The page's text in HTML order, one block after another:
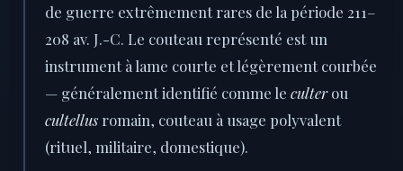
de guerre extrêmement rares de la période 211–
208 av. J.-C. Le couteau représenté est un
instrument à lame courte et légèrement courbée
— généralement identifié comme le culterou
cultellus romain, couteau à usage polyvalent
(rituel, militaire, domestique).